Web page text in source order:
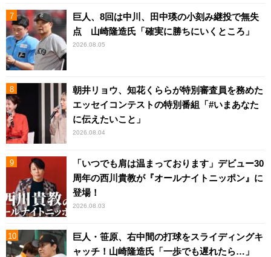
巨人、8回は中川、田中瑛の小刻み継投で無失
点 山崎隆造氏「確実に勝ちにいくところ」
2026.08.05
朝井リョウ、知花くららが特別審査員を務めた
エッセイコンテストの特別番組「#いまあなた
に伝えたいこと」
2026.08.04
「いつでも肩は温まっております」デビュー30
周年の西川貴教が『オールナイトニッポン』に
登場！
2026.08.03
巨人・笹原、右中間の打球をスライディングキ
ャッチ！山崎隆造氏「一歩でも遅れたら…」